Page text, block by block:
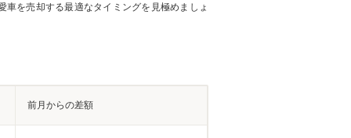
を売却する最適なタイミングを見極めましょ
前月からの差額